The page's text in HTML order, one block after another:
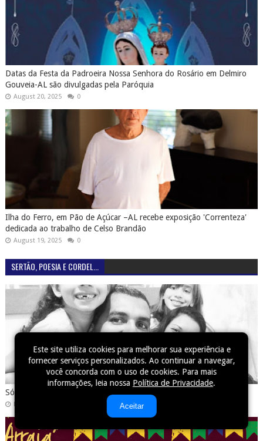
Datas da Festa da Padroeira Nossa Senhora do Rosário em Delmiro
Gouveia-AL são divulgadas pela Paróquia
August 20, 2025 0
Ilha do Ferro, em Pão de Açúcar –AL recebe exposição 'Correnteza'
dedicada ao trabalho de Celso Brandão
August 19, 2025 0
SERTÃO, POESIA E CORDEL...
Só se tem o que se busca (CORDEL)
March 31, 2019
Este site utiliza cookies para melhorar sua experiência e
fornecer serviços personalizados. Ao continuar a navegar,
você concorda com o uso de cookies. Para mais
informações, leia nossa Política de Privacidade.
Aceitar